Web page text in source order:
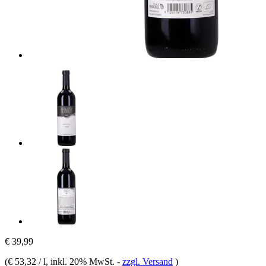
€ 39,99
(€ 53,32 / l, inkl. 20% MwSt. - zzgl. Versand )